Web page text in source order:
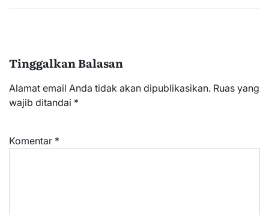
Tinggalkan Balasan
Alamat email Anda tidak akan dipublikasikan. Ruas yang
wajib ditandai *
Komentar *